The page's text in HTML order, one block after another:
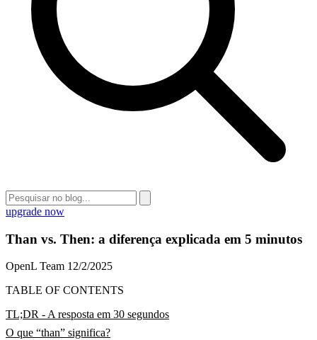
upgrade now
Than vs. Then: a diferença explicada em 5 minutos
OpenL Team 12/2/2025
TABLE OF CONTENTS
TL;DR - A resposta em 30 segundos
O que “than” significa?